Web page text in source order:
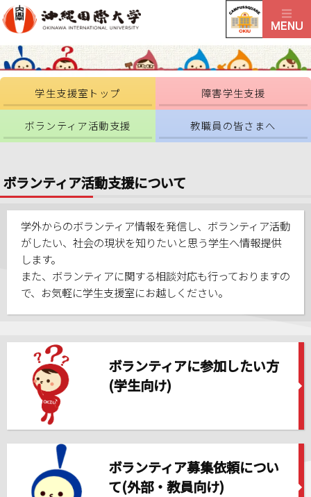
学生支援室トップ 障害学生支援
ボランティア活動支援 教職員の皆さまへ
ボランティア活動支援について
学外からのボランティア情報を発信し、ボランティア活動
がしたい、社会の現状を知りたいと思う学生へ情報提供
します。
また、ボランティアに関する相談対応も行っておりますの
で、お気軽に学生支援室にお越しください。
ボランティアに参加したい方
(学生向け)
ボランティア募集依頼につい
て(外部・教員向け)